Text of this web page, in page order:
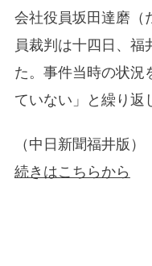
会社役員坂田達磨（
員裁判は十四日、福
た。事件当時の状況
ていない」と繰り返
（中日新聞福井版）
続きはこちらから